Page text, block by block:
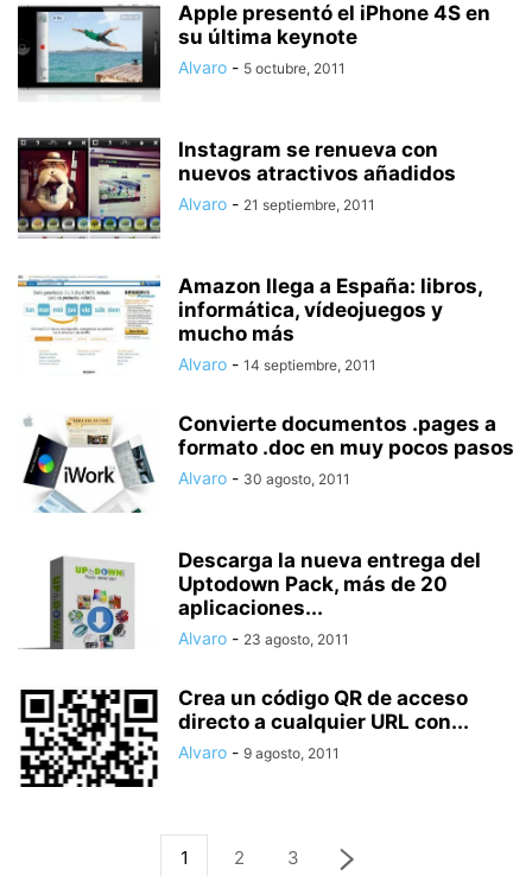
Apple presentó el iPhone 4S en
su última keynote
Alvaro - 5 octubre, 2011
Instagram se renueva con
nuevos atractivos añadidos
Alvaro - 21 septiembre, 2011
Amazon llega a España: libros,
informática, vídeojuegos y
mucho más
Alvaro - 14 septiembre, 2011
Convierte documentos .pages a
formato .doc en muy pocos pasos
Alvaro - 30 agosto, 2011
Descarga la nueva entrega del
Uptodown Pack, más de 20
aplicaciones...
Alvaro - 23 agosto, 2011
Crea un código QR de acceso
directo a cualquier URL con...
Alvaro - 9 agosto, 2011
1 2 3